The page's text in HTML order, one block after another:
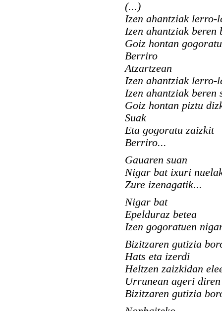
(...)
Izen ahantziak lerro-
Izen ahantziak beren
Goiz hontan
Berriro
Atzartzean
Izen ahantziak lerro-
Izen ahantziak beren
Goiz hontan piztu
Suak
Eta gogoratu zaizkit
Berriro...
Gauaren suan
Nigar bat ixuri
Zure izenagatik...
Nigar bat
Epelduraz betea
Izen gogoratuen
Bizitzaren gutizia
Hats eta izerdi
Heltzen zaizkidan
Urrunean ageri
Bizitzaren gutizia